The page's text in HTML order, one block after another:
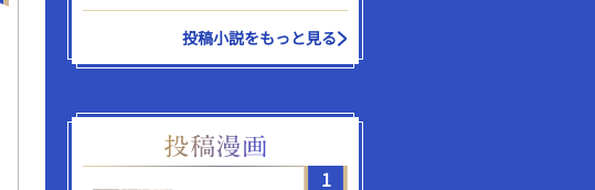
投稿小説をもっと見る
1